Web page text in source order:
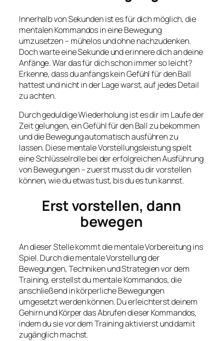
Innerhalb von Sekunden ist es für dich möglich, die
mentalen Kommandos in eine Bewegung
umzusetzen – mühelos und ohne nachzudenken.
Doch warte eine Sekunde und erinnere dich an deine
Anfänge. War das für dich schon immer so leicht?
Erkenne, dass du anfangs kein Gefühl für den Ball
hattest und nicht in der Lage warst, auf jedes Detail
zu achten.
Durch geduldige Wiederholung ist es dir im Laufe der
Zeit gelungen, ein Gefühl für den Ball zu bekommen
und die Bewegung automatisch ausführen zu
lassen. Diese mentale Vorstellungsleistung spielt
eine Schlüsselrolle bei der erfolgreichen Ausführung
von Bewegungen – zuerst musst du dir vorstellen
können, wie du etwas tust, bis du es tun kannst.
Erst vorstellen, dann
bewegen
An dieser Stelle kommt die mentale Vorbereitung ins
Spiel. Durch die mentale Vorstellung der
Bewegungen, Techniken und Strategien vor dem
Training, erstellst du mentale Kommandos, die
anschließend in körperliche Bewegungen
umgesetzt werden können. Du erleichterst deinem
Gehirn und Körper das Abrufen dieser Kommandos,
indem du sie vor dem Training aktivierst und damit
zugänglich machst.